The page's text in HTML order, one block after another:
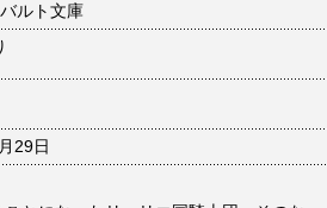
ルト文庫
29日